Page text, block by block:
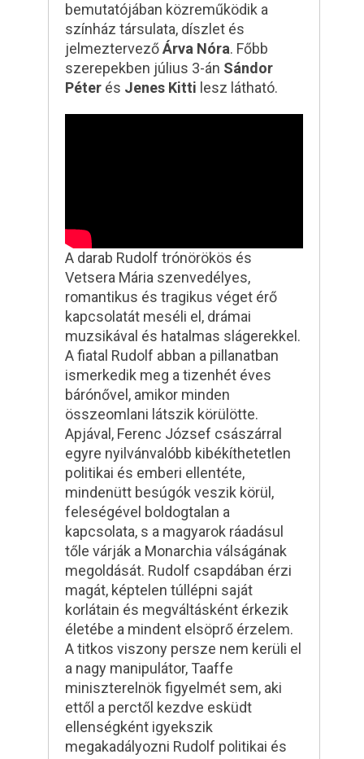
bemutatójában közreműködik a
színház társulata, díszlet és
jelmeztervezőÁrva Nóra. Főbb
szerepekben július 3-án Sándor
Péter és Jenes Kitti lesz látható.
A darab Rudolf trónörökös és
Vetsera Mária szenvedélyes,
romantikus és tragikus véget érő
kapcsolatát meséli el, drámai
muzsikával és hatalmas slágerekkel.
A fiatal Rudolf abban a pillanatban
ismerkedik meg a tizenhét éves
bárónővel, amikor minden
összeomlani látszik körülötte.
Apjával, Ferenc József császárral
egyre nyilvánvalóbb kibékíthetetlen
politikai és emberi ellentéte,
mindenütt besúgók veszik körül,
feleségével boldogtalan a
kapcsolata, s a magyarok ráadásul
tőle várják a Monarchia válságának
megoldását. Rudolf csapdában érzi
magát, képtelen túllépni saját
korlátain és megváltásként érkezik
életébe a mindent elsöprő érzelem.
A titkos viszony persze nem kerüli el
a nagy manipulátor, Taaffe
miniszterelnök figyelmét sem, aki
ettől a perctől kezdve esküdt
ellenségként igyekszik
megakadályozni Rudolf politikai és